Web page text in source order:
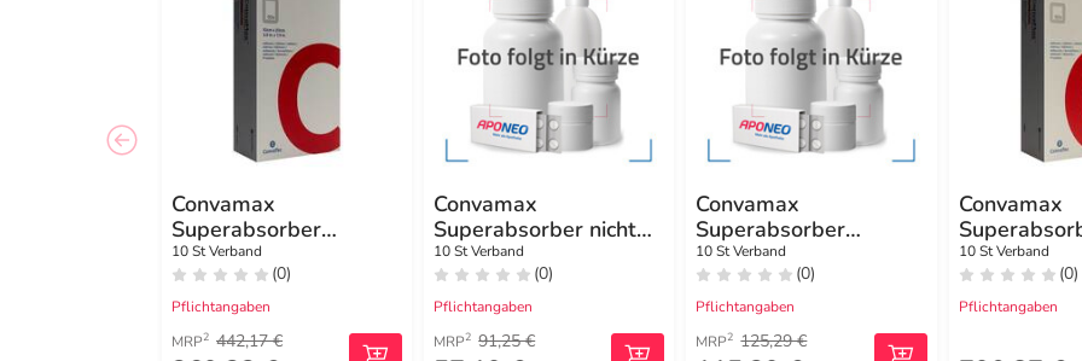
Convamax
Superabsorber
adhäsiv 10x20 cm
10 St Verband
(0)
Pflichtangaben
MRP2 442,17 €
Convamax
Superabsorber nicht
adhäsiv 10x10 cm
10 St Verband
(0)
Pflichtangaben
MRP2 91,25 €
Convamax
Superabsorber
adhäsiv 10x10 cm
10 St Verband
(0)
Pflichtangaben
MRP2 125,29 €
Convamax
adhäsiv
10 St Verband
(0)
Pflichtangaben